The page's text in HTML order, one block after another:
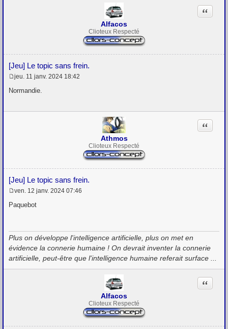
Alfacos
Clioteux Respecté
[Jeu] Le topic sans frein.
Citation
M
e
a
jeu. 11 janv. 2024 18:42
Normandie.
Athmos
Clioteux Respecté
[Jeu] Le topic sans frein.
Citation
e
g
e
ven. 12 janv. 2024 07:46
Paquebot
Plus on développe l'intelligence artificielle, plus on met en
évidence la connerie humaine ! On devrait inventer la connerie
artificielle, peut-être que l'intelligence humaine referait surface ...
Alfacos
Clioteux Respecté
Citation